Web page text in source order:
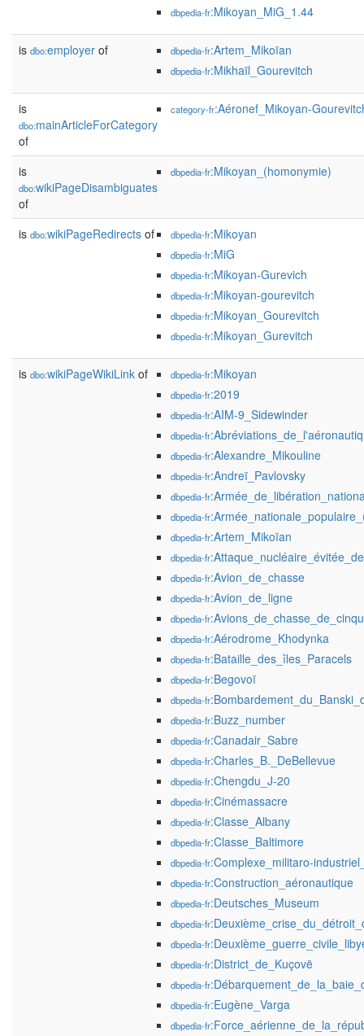
dbpedia-fr:Mikoyan_MiG_1.44
is dbo:employer of dbpedia-fr:Artem_Mikoïan
dbpedia-fr:Mikhaïl_Gourevitch
is
dbo:mainArticleForCategory
of
category-fr:Aéronef_Mikoyan-
is
dbo:wikiPageDisambiguates
of
dbpedia-fr:Mikoyan_(homonymie)
is dbo:wikiPageRedirects of dbpedia-fr:Mikoyan
dbpedia-fr:MiG
dbpedia-fr:Mikoyan-Gurevich
dbpedia-fr:Mikoyan-gourevitch
dbpedia-fr:Mikoyan_Gourevitch
dbpedia-fr:Mikoyan_Gurevitch
is dbo:wikiPageWikiLink of dbpedia-fr:Mikoyan
dbpedia-fr:2019
dbpedia-fr:AIM-9_Sidewinder
dbpedia-fr
dbpedia-fr:Alexandre_Mikouline
dbpedia-fr:Andreï_Pavlovsky
dbpedia-fr
dbpedia-fr
dbpedia-fr:Artem_Mikoïan
dbpedia-fr
dbpedia-fr:Avion_de_chasse
dbpedia-fr:Avion_de_ligne
dbpedia-fr
dbpedia-fr:Aérodrome_Khodynka
dbpedia-fr:Bataille_des_îles_Paracels
dbpedia-fr:Begovoï
dbpedia-fr
dbpedia-fr:Buzz_number
dbpedia-fr:Canadair_Sabre
dbpedia-fr:Charles_B._DeBellevue
dbpedia-fr:Chengdu_J-20
dbpedia-fr:Cinémassacre
dbpedia-fr:Classe_Albany
dbpedia-fr:Classe_Baltimore
dbpedia-fr:Complexe_militaro-
dbpedia-fr:Construction_aéronautique
dbpedia-fr:Deutsches_Museum
dbpedia-fr
dbpedia-fr
dbpedia-fr:District_de_Kuçovë
dbpedia-fr
dbpedia-fr:Eugène_Varga
dbpedia-fr